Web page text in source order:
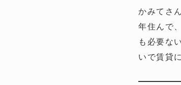
かみてさ
年住んで
も必要な
いで賃貸